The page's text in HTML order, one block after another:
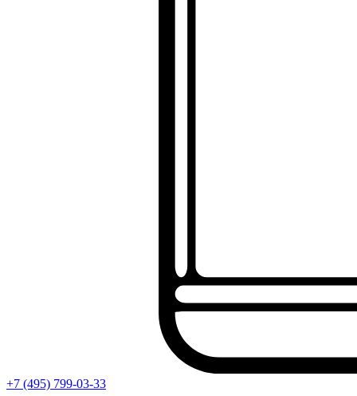
+7 (495) 799-03-33